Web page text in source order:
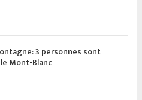
3 personnes sont
Mont-Blanc